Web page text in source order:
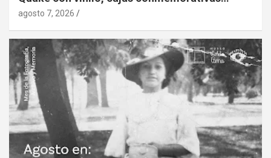
agosto 7, 2026